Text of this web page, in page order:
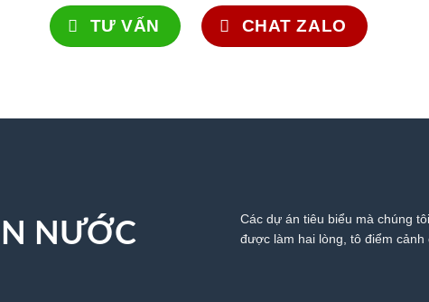
TƯ VẤN CHAT ZALO
NƯỚC
Các dự án tiêu biểu mà chúng
được làm hai lòng, tô điểm cảnh